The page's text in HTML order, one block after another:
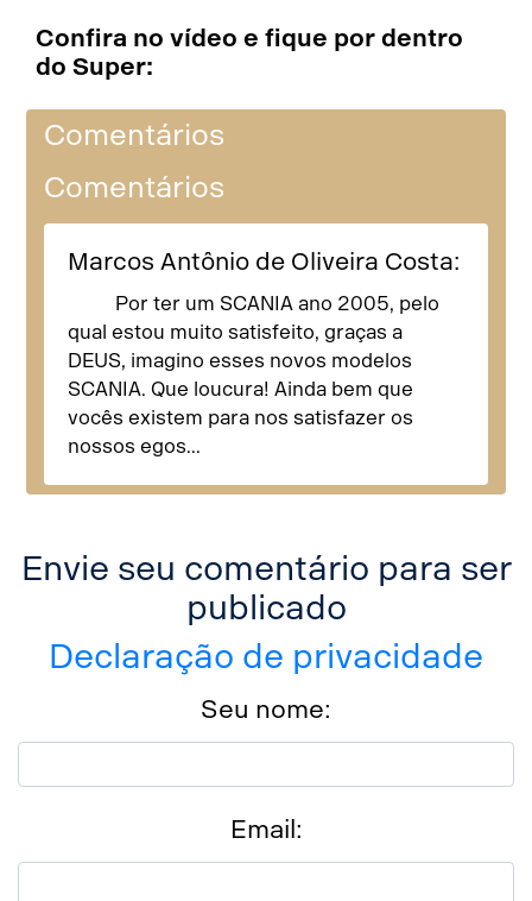
Confira no vídeo e fique por dentro
do Super:
Comentários
Comentários
Marcos Antônio de Oliveira Costa:
Por ter um SCANIA ano 2005, pelo
qual estou muito satisfeito, graças a
DEUS, imagino esses novos modelos
SCANIA. Que loucura! Ainda bem que
vocês existem para nos satisfazer os
nossos egos...
Envie seu comentário para ser
publicado
Declaração de privacidade
Seu nome:
Email: